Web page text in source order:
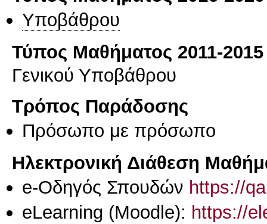
Υποβάθρου
Τύπος Μαθήματος 2011-2015
Γενικού Υποβάθρου
Τρόπος Παράδοσης
Πρόσωπο με πρόσωπο
Ηλεκτρονική Διάθεση
e-Οδηγός Σπουδών https://
eLearning (Moodle): https://